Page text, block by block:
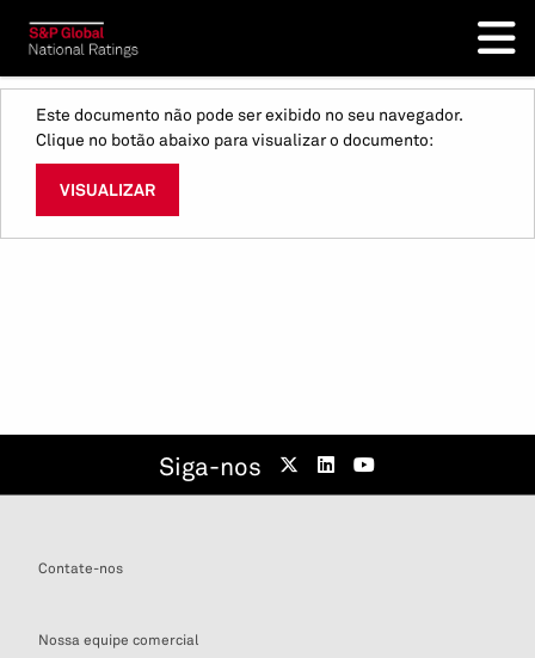
Este documento não pode ser exibido no seu navegador.
Clique no botão abaixo para visualizar o documento:
VISUALIZAR
Siga-nos
Contate-nos
Nossa equipe comercial